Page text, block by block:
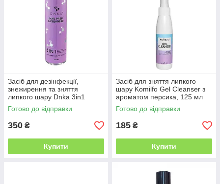
Засіб для дезінфекції,
знежирення та зняття
липкого шару Dnka 3in1
Prep&Cleanser, 500 мл
Готово до відправки
350 ₴
Купити
Засіб для зняття липкого
шару Komilfo Gel Cleanser з
ароматом персика, 125 мл
Готово до відправки
185 ₴
Купити